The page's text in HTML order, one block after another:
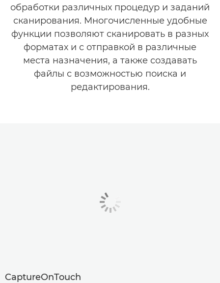
обработки различных процедур и заданий
сканирования. Многочисленные удобные
функции позволяют сканировать в разных
форматах и с отправкой в различные
места назначения, а также создавать
файлы с возможностью поиска и
редактирования.
CaptureOnTouch